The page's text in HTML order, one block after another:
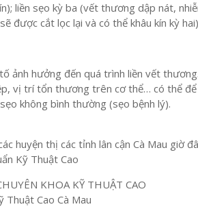
liền sẹo kỳ ba (vết thương dập nát,
được cắt lọc lại và có thể khâu kín kỳ
ảnh hưởng đến quá trình liền vết
vị trí tổn thương trên cơ thể… có thể để
không bình thường (sẹo bệnh lý).
huyện thị các tỉnh lân cận Cà Mau giờ
Kỹ Thuật Cao
KHOA KỸ THUẬT CAO
Thuật Cao Cà Mau